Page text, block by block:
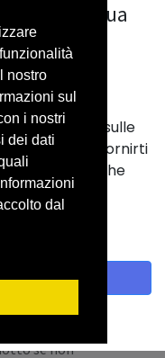
nostro
sul
i nostri
dei dati
dal
cominicato a AdE)
se non
della tua
migliore
informazioni sulle
Ci aiutano a fornirti
ciò che
alla